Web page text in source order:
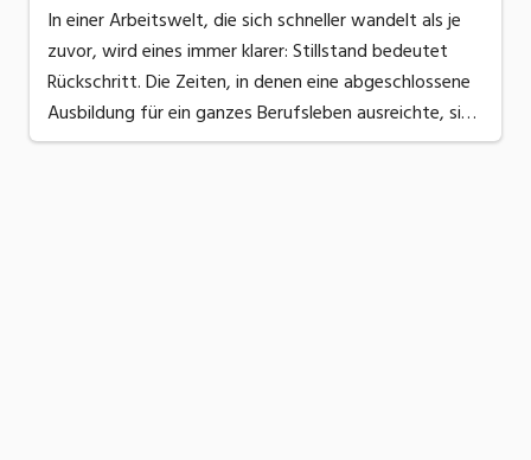
In einer Arbeitswelt, die sich schneller wandelt als je
zuvor, wird eines immer klarer: Stillstand bedeutet
Rückschritt. Die Zeiten, in denen eine abgeschlossene
Ausbildung für ein ganzes Berufsleben ausreichte, sind
vorbei. Neue Technologien, sich verändernde Märkte